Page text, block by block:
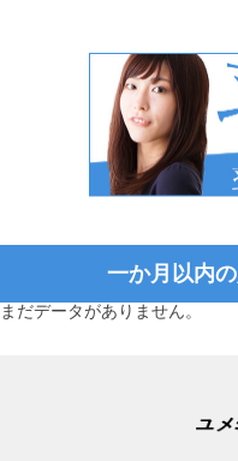
一か月以内
まだデータがありません。